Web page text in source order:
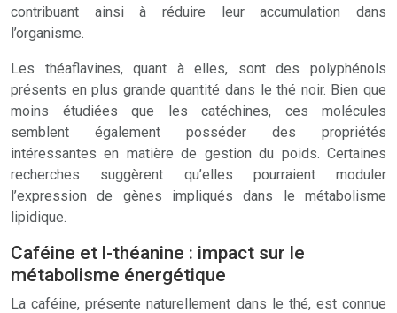
contribuant ainsi à réduire leur accumulation dans
l’organisme.
Les théaflavines, quant à elles, sont des polyphénols
présents en plus grande quantité dans le thé noir. Bien que
moins étudiées que les catéchines, ces molécules
semblent également posséder des propriétés
intéressantes en matière de gestion du poids. Certaines
recherches suggèrent qu’elles pourraient moduler
l’expression de gènes impliqués dans le métabolisme
lipidique.
Caféine et l-théanine : impact sur le
métabolisme énergétique
La caféine, présente naturellement dans le thé, est connue